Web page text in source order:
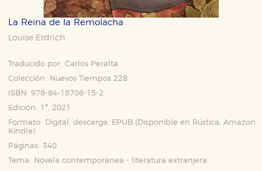
La Reina de la Remolacha
Louise Erdrich
Traducido por: Carlos Peralta
Colección:
Nuevos Tiempos 228
ISBN: 978-84-18708-15-2
Edición: 1ª, 2021
Formato:
Digital: descarga, EPUB (Disponible en Rústica,Amazon
Kindle )
Páginas: 340
Tema:
Novela contemporánea - literatura extranjera